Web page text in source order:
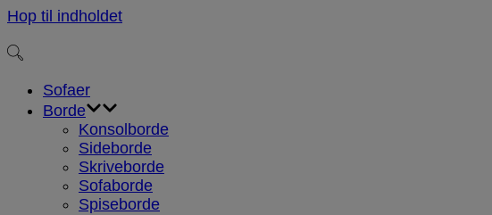
Hop til indholdet
Sofaer
Borde
Konsolborde
Sideborde
Skriveborde
Sofaborde
Spiseborde